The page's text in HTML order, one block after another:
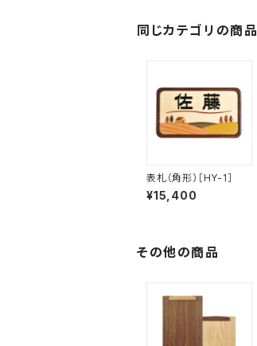
同じカテゴリの商品
表札（角形）［HY-1］
¥15,400
その他の商品